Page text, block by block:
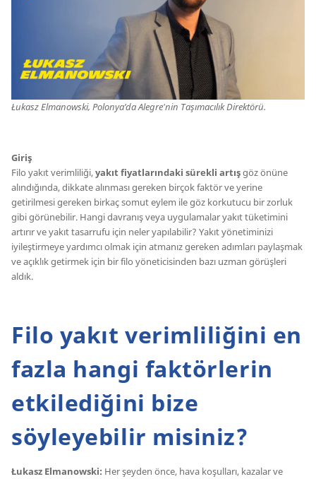
Łukasz Elmanowski, Polonya’da Alegre'nin Taşımacılık Direktörü.
Giriş
Filo yakıt verimliliği,yakıt fiyatlarındaki sürekli artışgöz önüne
alındığında, dikkate alınması gereken birçok faktör ve yerine
getirilmesi gereken birkaç somut eylem ile göz korkutucu bir zorluk
gibi görünebilir. Hangi davranış veya uygulamalar yakıt tüketimini
artırır ve yakıt tasarrufu için neler yapılabilir? Yakıt yönetiminizi
iyileştirmeye yardımcı olmak için atmanız gereken adımları paylaşmak
ve açıklık getirmek için bir filo yöneticisinden bazı uzman görüşleri
aldık.
Filo yakıt verimliliğini en
fazla hangi faktörlerin
etkilediğini bize
söyleyebilir misiniz?
Łukasz Elmanowski: Her şeyden önce, hava koşulları, kazalar ve